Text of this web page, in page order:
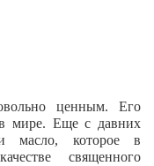
ценным. Его
в мире. Еще с давних
масло, которое в
священного